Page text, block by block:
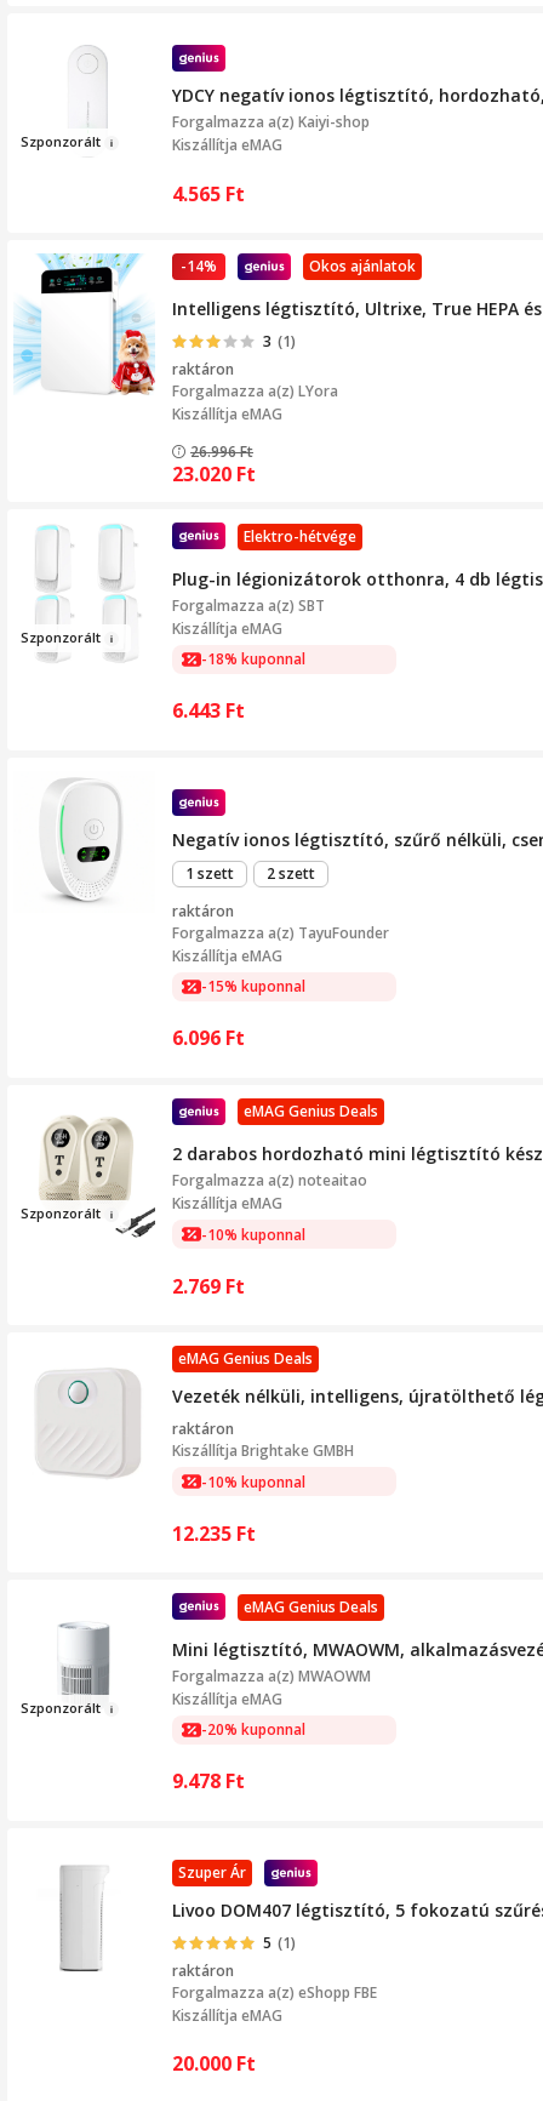
Szponzorált
YDCY negatív ionos légtisztító,
Forgalmazza a(z) Kaiyi-shop
Kiszállítja eMAG
4.565 Ft
Okos ajánlatok
-14%
Intelligens légtisztító, Ultrixe, True HEPA
3 (1)
raktáron
Forgalmazza a(z) LYora
Kiszállítja eMAG
26.996Ft
23.020 Ft
Szponzorált
Elektro-hétvége
Plug-in légionizátorok otthonra, 4 db
Forgalmazza a(z) SBT
Kiszállítja eMAG
-18% kuponnal
6.443 Ft
Negatív ionos légtisztító, szűrő nélküli,
1 szett
2 szett
raktáron
Forgalmazza a(z) TayuFounder
Kiszállítja eMAG
-15% kuponnal
6.096 Ft
Szponzorált
eMAG Genius Deals
2 darabos hordozható mini légtisztító
Forgalmazza a(z) noteaitao
Kiszállítja eMAG
-10% kuponnal
2.769 Ft
eMAG Genius Deals
Vezeték nélküli, intelligens, újratölthető
raktáron
Kiszállítja Brightake GMBH
-10% kuponnal
12.235 Ft
Szponzorált
eMAG Genius Deals
Mini légtisztító, MWAOWM,
Forgalmazza a(z) MWAOWM
Kiszállítja eMAG
-20% kuponnal
9.478 Ft
Szuper Ár
Livoo DOM407 légtisztító, 5 fokozatú
5 (1)
raktáron
Forgalmazza a(z) eShopp FBE
Kiszállítja eMAG
20.000 Ft